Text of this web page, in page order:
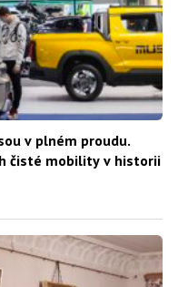
v plném proudu.
čisté mobility v historii